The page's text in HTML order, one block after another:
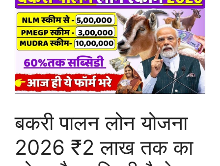
बकरी पालन लोन योजना
2026 ₹2 लाख तक का